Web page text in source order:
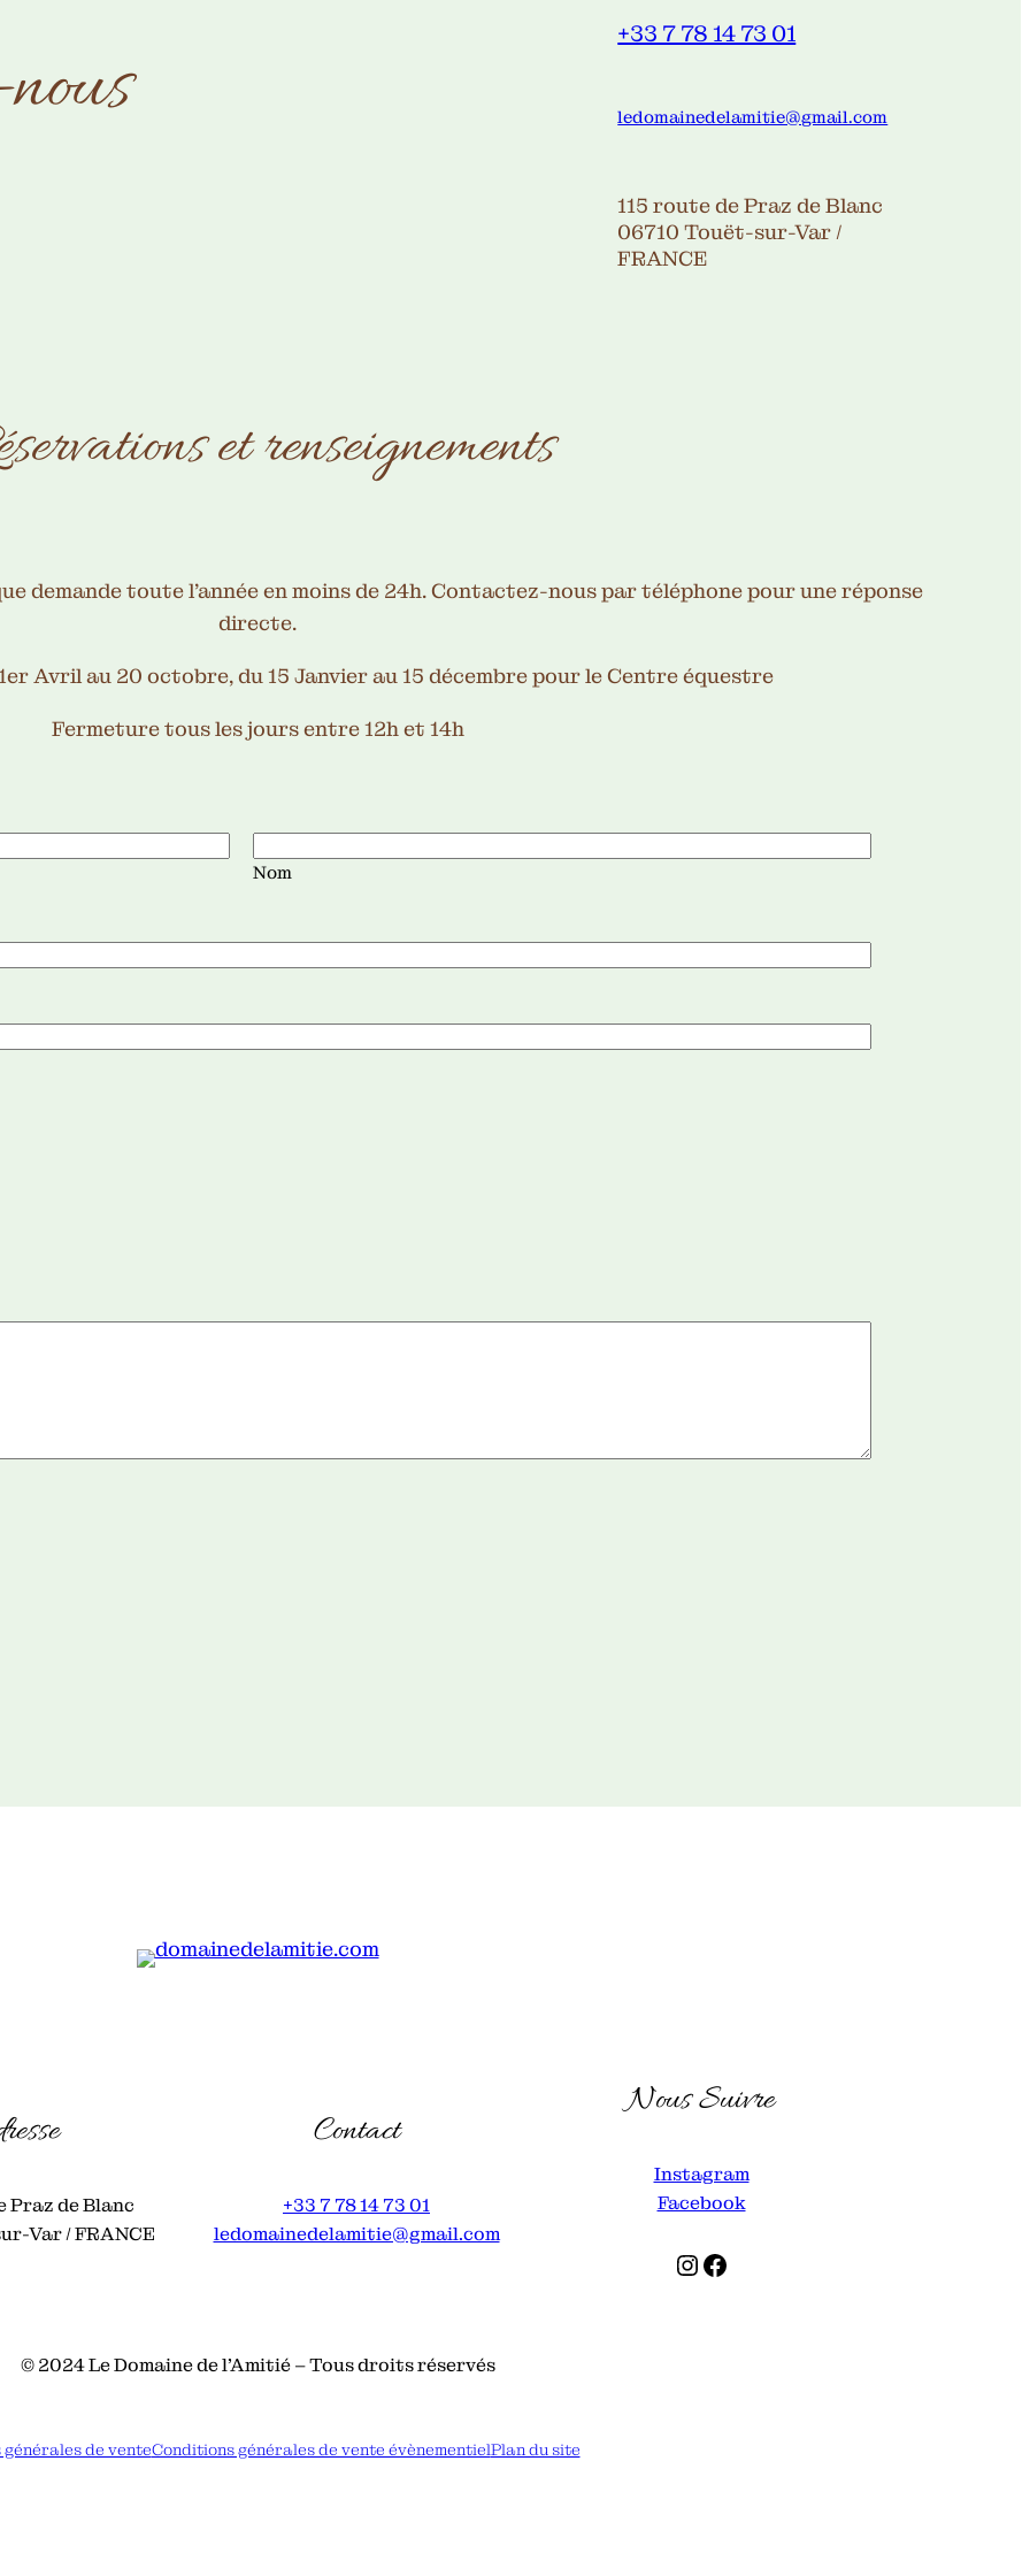
+33 7 78 14 73 01
ledomainedelamitie@gmail.com
115 route de Praz de Blanc
06710 Touët-sur-Var /
FRANCE
et renseignements
demande toute l’année en moins de 24h. Contactez-nous par téléphone pour une réponse
directe.
Avril au 20 octobre, du 15 Janvier au 15 décembre pour le Centre équestre
Fermeture tous les jours entre 12h et 14h
Nom
Praz de Blanc
Var / FRANCE
Contact
+33 7 78 14 73 01
ledomainedelamitie@gmail.com
Nous Suivre
Instagram
Facebook
Instagram Facebook
© 2024 Le Domaine de l’Amitié – Tous droits réservés
de venteConditions générales de vente évènementielPlan du site